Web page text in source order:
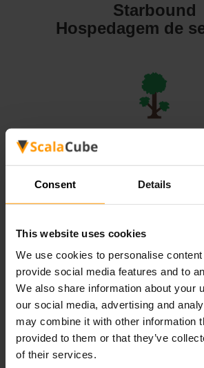
Consent Details
This website uses cookies
We use cookies to personalise
provide social media features and to
We also share information about your
our social media, advertising and
may combine it with other information
provided to them or that they’ve
of their services.
Starbound
Hospedagem de
Hospedagem de
Valheim
Hospedagem de
All Games